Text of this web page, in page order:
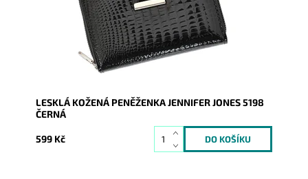
Dostupnost:
Skladem
8540
Jennifer Jones
2 roky
LESKLÁ KOŽENÁ PENĚŽENKA JENNIFER JONES 5198
ČERNÁ
599 Kč